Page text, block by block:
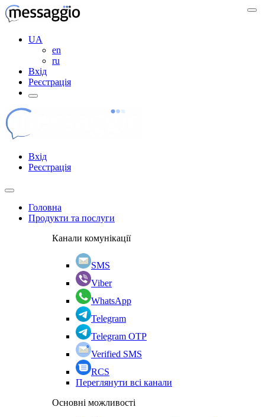
UA
en
ru
Вхід
Реєстрація
Вхід
Реєстрація
Головна
Продукти та послуги
Канали комунікації
SMS
Viber
WhatsApp
Telegram
Telegram OTP
Verified SMS
RCS
Переглянути всі канали
Основні можливості